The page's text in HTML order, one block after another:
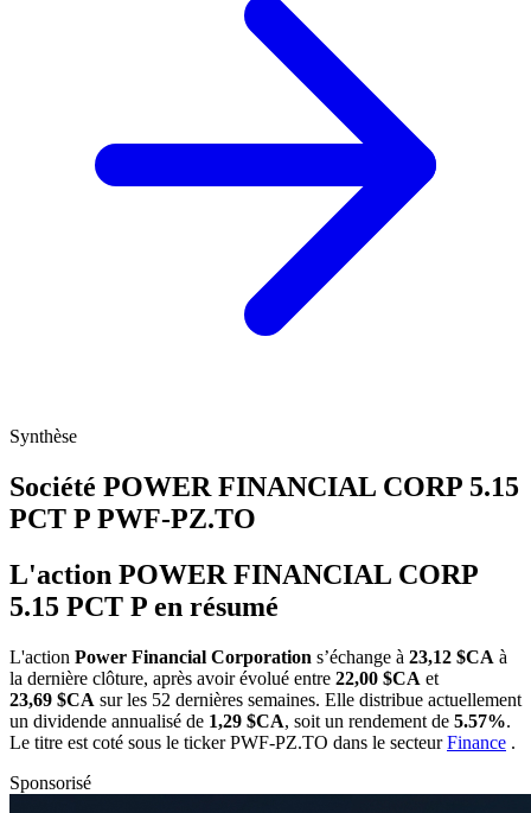
Synthèse
Société POWER FINANCIAL CORP 5.15
PCT P PWF-PZ.TO
L'action POWER FINANCIAL CORP
5.15 PCT P en résumé
L'action Power Financial Corporation s’échange à 23,12 $CA à
la dernière clôture, après avoir évolué entre 22,00 $CA et
23,69 $CA sur les 52 dernières semaines. Elle distribue actuellement
un dividende annualisé de 1,29 $CA, soit un rendement de 5.57%.
Le titre est coté sous le tickerPWF-PZ.TO dans le secteurFinance .
Sponsorisé